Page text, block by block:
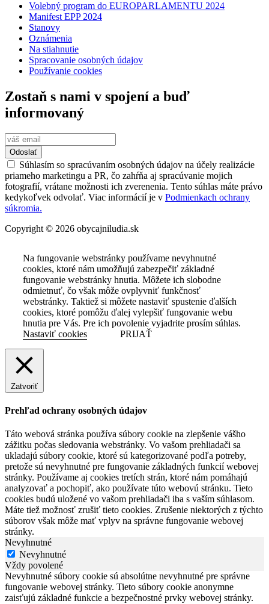
Volebný program do EUROPARLAMENTU 2024
Manifest EPP 2024
Stanovy
Oznámenia
Na stiahnutie
Spracovanie osobných údajov
Používanie cookies
Zostaň s nami v spojení a buď
informovaný
Odoslať
Súhlasím so spracúvaním osobných údajov na účely realizácie
priameho marketingu a PR, čo zahŕňa aj spracúvanie mojich
fotografií, vrátane možnosti ich zverenenia. Tento súhlas máte právo
kedykoľvek odvolať. Viac informácií je v Podmienkach ochrany
súkromia.
Copyright © 2026 obycajniludia.sk
Na fungovanie webstránky používame nevyhnutné
cookies, ktoré nám umožňujú zabezpečiť základné
fungovanie webstránky hnutia. Môžete ich slobodne
odmietnuť, čo však môže ovplyvniť funkčnosť
webstránky. Taktiež si môžete nastaviť spustenie ďalších
cookies, ktoré pomôžu ďalej vylepšiť fungovanie webu
hnutia pre Vás. Pre ich povolenie vyjadrite prosím súhlas.
Nastaviť cookies
PRIJAŤ
Zatvoriť
Prehľad ochrany osobných údajov
Táto webová stránka používa súbory cookie na zlepšenie vášho
zážitku počas sledovania webstránky. Vo vašom prehliadači sa
ukladajú súbory cookie, ktoré sú kategorizované podľa potreby,
pretože sú nevyhnutné pre fungovanie základných funkcií webovej
stránky. Používame aj cookies tretích strán, ktoré nám pomáhajú
analyzovať a pochopiť, ako používate túto webovú stránku. Tieto
cookies budú uložené vo vašom prehliadači iba s vaším súhlasom.
Máte tiež možnosť zrušiť tieto cookies. Zrušenie niektorých z týchto
súborov však môže mať vplyv na správne fungovanie webovej
stránky.
Nevyhnutné
Nevyhnutné
Vždy povolené
Nevyhnutné súbory cookie sú absolútne nevyhnutné pre správne
fungovanie webovej stránky. Tieto súbory cookie anonymne
zaisťujú základné funkcie a bezpečnostné prvky webovej stránky.